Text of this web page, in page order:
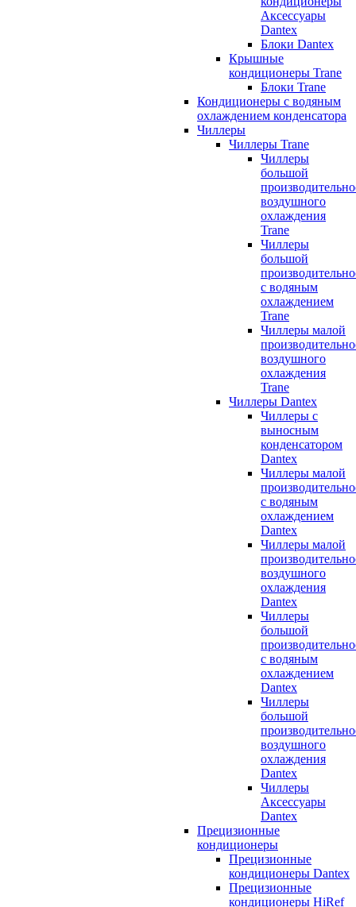
Аксессуары
Dantex
Блоки Dantex
Крышные
кондиционеры Trane
Блоки Trane
Кондиционеры с водяным
охлаждением конденсатора
Чиллеры
Чиллеры Trane
Чиллеры
большой
воздушного
охлаждения
Trane
Чиллеры
большой
с водяным
охлаждением
Trane
Чиллеры малой
воздушного
охлаждения
Trane
Чиллеры Dantex
Чиллеры с
выносным
конденсатором
Dantex
Чиллеры малой
с водяным
охлаждением
Dantex
Чиллеры малой
воздушного
охлаждения
Dantex
Чиллеры
большой
с водяным
охлаждением
Dantex
Чиллеры
большой
воздушного
охлаждения
Dantex
Чиллеры
Аксессуары
Dantex
Прецизионные
кондиционеры
Прецизионные
кондиционеры Dantex
Прецизионные
кондиционеры HiRef